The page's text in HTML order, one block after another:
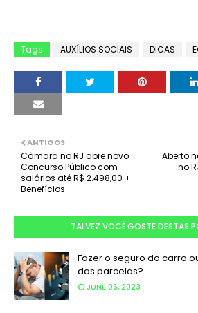
Tags AUXÍLIOS SOCIAIS DICAS
Aberto
no
ANTIGOS
Câmara no RJ abre novo
Concurso Público com
salários até R$ 2.498,00 +
Benefícios
TALVEZ VOCÊ GOSTE DESTAS
Fazer o seguro do carro
das parcelas?
JUNE 06, 2023